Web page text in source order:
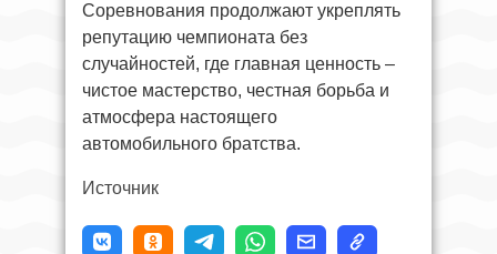
Соревнования продолжают укреплять
репутацию чемпионата без
случайностей, где главная ценность –
чистое мастерство, честная борьба и
атмосфера настоящего
автомобильного братства.
Источник